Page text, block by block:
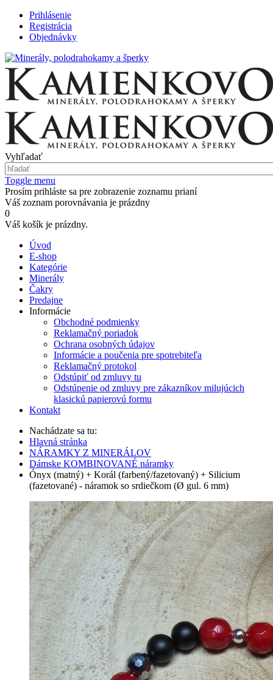
Prihlásenie
Registrácia
Objednávky
Vyhľadať
Toggle menu
Prosím prihláste sa pre zobrazenie zoznamu prianí
Váš zoznam porovnávania je prázdny
0
Váš košík je prázdny.
Úvod
E-shop
Kategórie
Minerály
Čakry
Predajne
Informácie
Obchodné podmienky
Reklamačný poriadok
Ochrana osobných údajov
Informácie a poučenia pre spotrebiteľa
Reklamačný protokol
Odstúpiť od zmluvy tu
Odstúpenie od zmluvy pre zákazníkov milujúcich
klasickú papierovú formu
Kontakt
Nachádzate sa tu:
Hlavná stránka
NÁRAMKY Z MINERÁLOV
Dámske KOMBINOVANÉ náramky
Ónyx (matný) + Korál (farbený/fazetovaný) + Silicium
(fazetované) - náramok so srdiečkom (Ø gul. 6 mm)